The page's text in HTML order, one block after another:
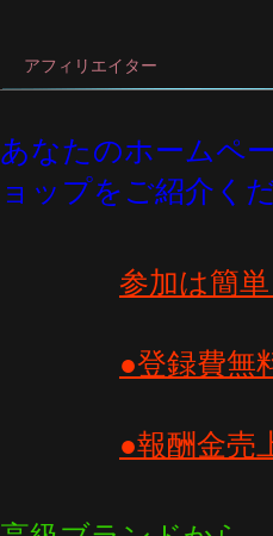
アフィリエイター
あなたのホームペ
ョップをご紹介く
参加は簡
●登録費無
●報酬金売